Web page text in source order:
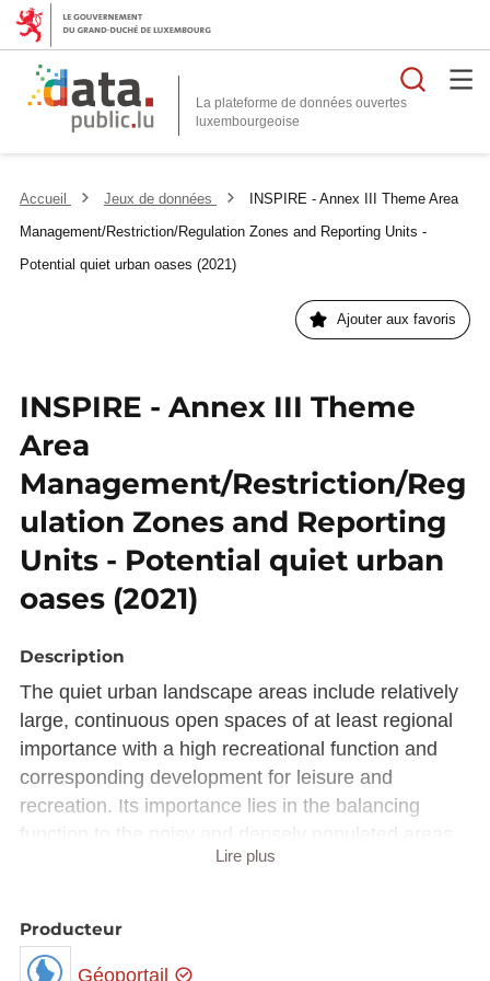
La plateforme de données ouvertes
Accueil Jeux de données
INSPIRE - Annex III Theme Area
Management/Restriction/Regulation Zones and Reporting Units -
Potential quiet urban oases (2021)
Ajouter aux favoris
INSPIRE - Annex III Theme
Area
Management/Restriction/Reg
ulation Zones and Reporting
Units - Potential quiet urban
oases (2021)
Description
The quiet urban landscape areas include relatively
large, continuous open spaces of at least regional
importance with a high recreational function and
corresponding development for leisure and
recreation. Its importance lies in the balancing
function to the noisy and densely populated areas
of the agglomeration of Luxembourg. The quiet
allows, for example, extensive walks with only
occasional crossing of areas with higher noise
Lire plus
Producteur
Géoportail